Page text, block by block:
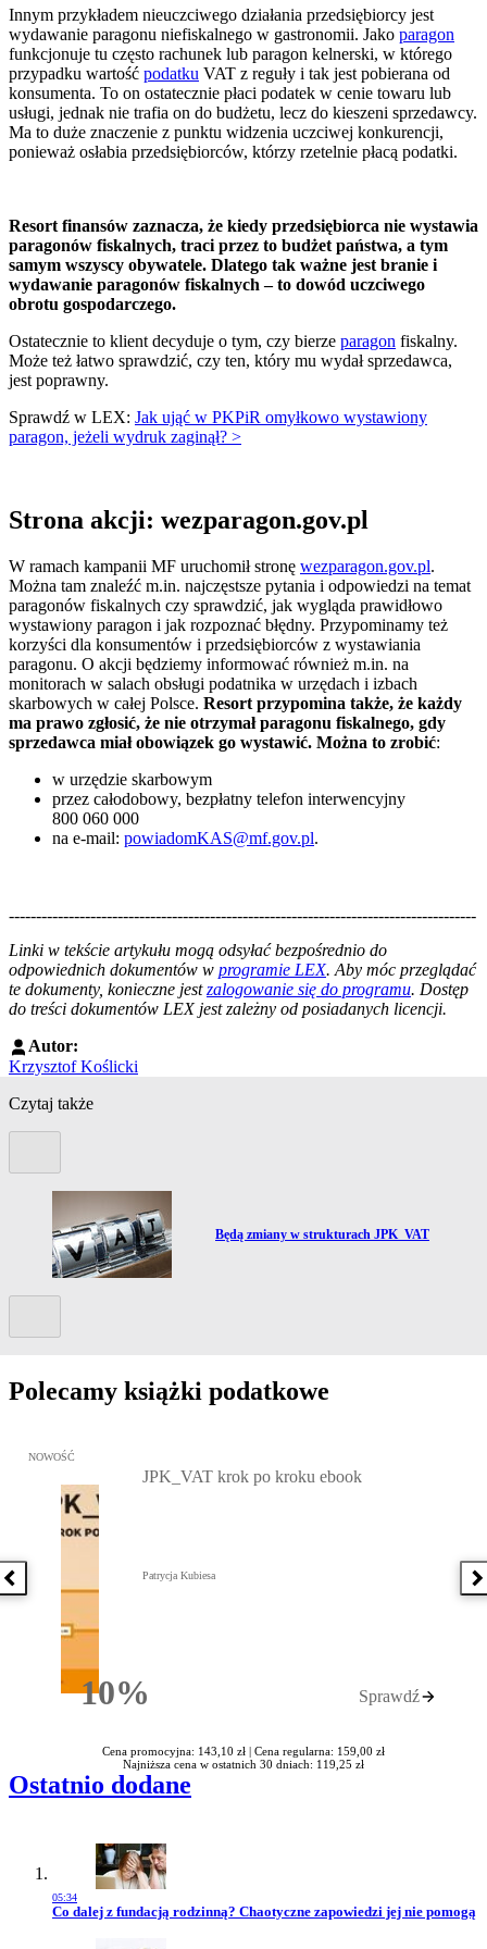
Innym przykładem nieuczciwego działania przedsiębiorcy jest
wydawanie paragonu niefiskalnego w gastronomii. Jako paragon
funkcjonuje tu często rachunek lub paragon kelnerski, w którego
przypadku wartość podatku VAT z reguły i tak jest pobierana od
konsumenta. To on ostatecznie płaci podatek w cenie towaru lub
usługi, jednak nie trafia on do budżetu, lecz do kieszeni sprzedawcy.
Ma to duże znaczenie z punktu widzenia uczciwej konkurencji,
ponieważ osłabia przedsiębiorców, którzy rzetelnie płacą podatki.
Resort finansów zaznacza, że kiedy przedsiębiorca nie wystawia
paragonów fiskalnych, traci przez to budżet państwa, a tym
samym wszyscy obywatele. Dlatego tak ważne jest branie i
wydawanie paragonów fiskalnych – to dowód uczciwego
obrotu gospodarczego.
Ostatecznie to klient decyduje o tym, czy bierze paragon fiskalny.
Może też łatwo sprawdzić, czy ten, który mu wydał sprzedawca,
jest poprawny.
Sprawdź w LEX: Jak ująć w PKPiR omyłkowo wystawiony
paragon, jeżeli wydruk zaginął? >
Strona akcji: wezparagon.gov.pl
W ramach kampanii MF uruchomił stronę wezparagon.gov.pl.
Można tam znaleźć m.in. najczęstsze pytania i odpowiedzi na temat
paragonów fiskalnych czy sprawdzić, jak wygląda prawidłowo
wystawiony paragon i jak rozpoznać błędny. Przypominamy też
korzyści dla konsumentów i przedsiębiorców z wystawiania
paragonu. O akcji będziemy informować również m.in. na
monitorach w salach obsługi podatnika w urzędach i izbach
skarbowych w całej Polsce. Resort przypomina także, że każdy
ma prawo zgłosić, że nie otrzymał paragonu fiskalnego, gdy
sprzedawca miał obowiązek go wystawić. Można to zrobić:
w urzędzie skarbowym
przez całodobowy, bezpłatny telefon interwencyjny
800 060 000
na e-mail: powiadomKAS@mf.gov.pl.
--------------------------------------------------------------------------------------
Linki w tekście artykułu mogą odsyłać bezpośrednio do
odpowiednich dokumentów w programie LEX. Aby móc przeglądać
te dokumenty, konieczne jestzalogowanie się do programu. Dostęp
do treści dokumentów LEX jest zależny od posiadanych licencji.
Autor:
Krzysztof Koślicki
Czytaj także
Przejdź do artykułu:
Będą zmiany w strukturach JPK_VAT
Polecamy książki podatkowe
Poprzednia książka
Przejdź do: JPK_VAT krok po kroku ebook, Patrycja Kubiesa -
NOWOŚĆ
10%Rabatu
JPK_VAT krok po kroku ebook
Patrycja Kubiesa
Sprawdź
Cena promocyjna: 143,10 zł | Cena regularna: 159,00 zł
Najniższa cena w ostatnich 30 dniach: 119,25 zł
Ostatnio dodane
05:34
Przejdź do artykułu:
Co dalej z fundacją rodzinną? Chaotyczne zapowiedzi jej nie pomogą